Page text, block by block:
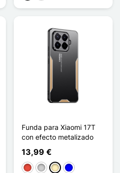
Funda para Xiaomi 17T
con efecto metalizado
13,99 €
RojoPlataOro Azul